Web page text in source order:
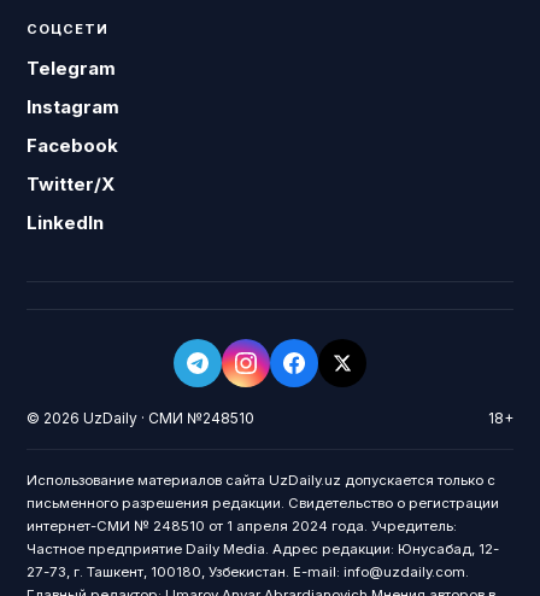
СОЦСЕТИ
Telegram
Instagram
Facebook
Twitter/X
LinkedIn
© 2026 UzDaily · СМИ №248510 18+
Использование материалов сайта UzDaily.uz допускается только с
письменного разрешения редакции. Свидетельство о регистрации
интернет-СМИ № 248510 от 1 апреля 2024 года. Учредитель:
Частное предприятие Daily Media. Адрес редакции: Юнусабад, 12-
27-73, г. Ташкент, 100180, Узбекистан. E-mail: info@uzdaily.com.